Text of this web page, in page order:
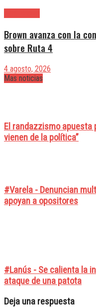
Brown avanza con la
sobre Ruta 4
4 agosto, 2026
Mas noticias
El randazzismo apuesta
vienen de la política”
#Varela - Denuncian
apoyan a opositores
#Lanús - Se calienta la
ataque de una patota
Deja una respuesta